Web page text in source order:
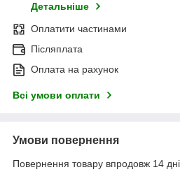
Детальніше
Оплатити частинами
Післяплата
Оплата на рахунок
Всі умови оплати
Умови повернення
Повернення товару впродовж 14